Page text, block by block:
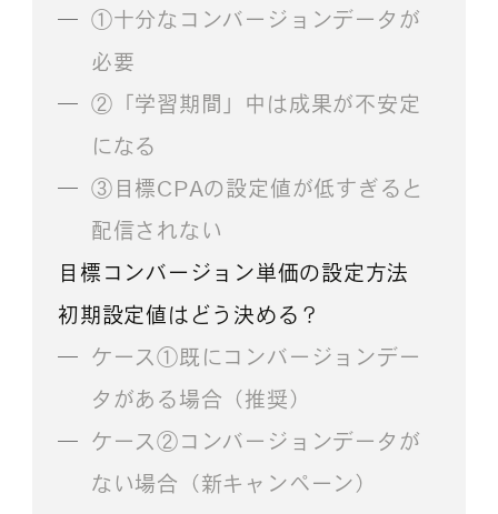
①十分なコンバージョンデータが
必要
②「学習期間」中は成果が不安定
になる
③目標CPAの設定値が低すぎると
配信されない
目標コンバージョン単価の設定方法
初期設定値はどう決める？
ケース①既にコンバージョンデー
タがある場合（推奨）
ケース②コンバージョンデータが
ない場合（新キャンペーン）